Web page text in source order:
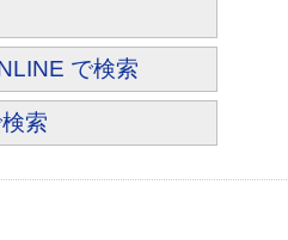
で検索
索